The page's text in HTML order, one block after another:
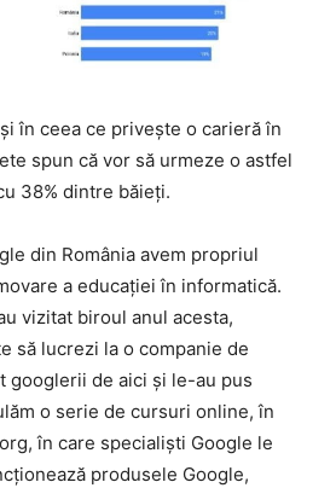
în ceea ce privește o carieră în
spun că vor să urmeze o astfel
38% dintre băieți.
din România avem propriul
a educației în informatică.
vizitat biroul anul acesta,
să lucrezi la o companie de
googlerii de aici și le-au pus
o serie de cursuri online, în
în care specialiști Google le
produsele Google,